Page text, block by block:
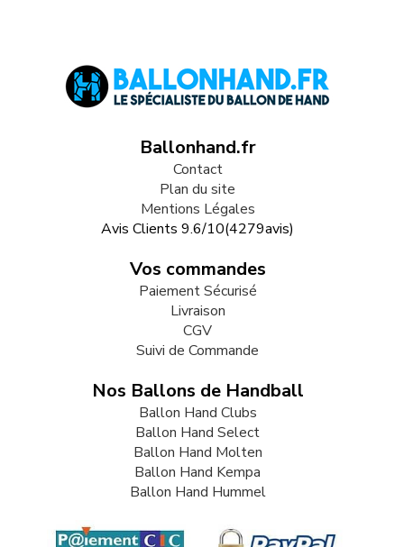
Ballonhand.fr
Contact
Plan du site
Mentions Légales
Avis Clients 9.6/10(4279avis)
Vos commandes
Paiement Sécurisé
Livraison
CGV
Suivi de Commande
Nos Ballons de Handball
Ballon Hand Clubs
Ballon Hand Select
Ballon Hand Molten
Ballon Hand Kempa
Ballon Hand Hummel